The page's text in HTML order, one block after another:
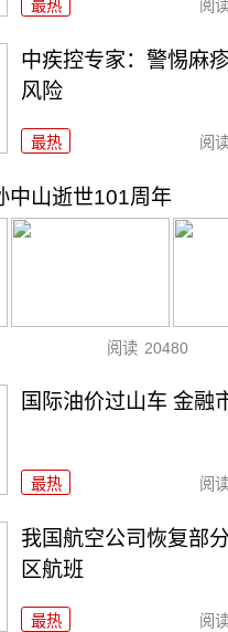
最热 阅
中疾控专家：警惕麻
风险
最热 阅
中山逝世101周年
阅读 20480
国际油价过山车 金融
最热 阅
我国航空公司恢复部
区航班
最热 阅